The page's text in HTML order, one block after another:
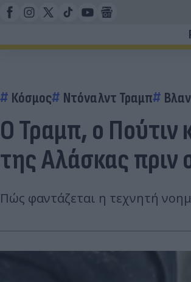
Κόσμος Ντόναλντ Τραμπ
Ο Τραμπ, ο Πούτιν
της Αλάσκας πριν
Πώς φαντάζεται η τεχνητή